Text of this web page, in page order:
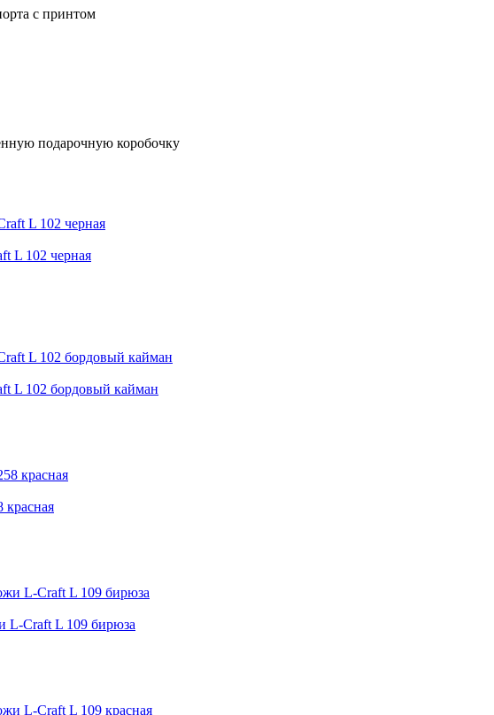
с принтом
подарочную коробочку
L 102 черная
L 102 бордовый кайман
красная
L-Craft L 109 бирюза